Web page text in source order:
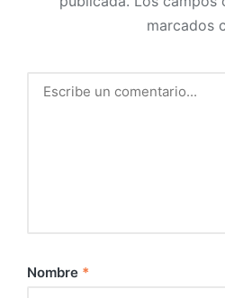
marcados
Nombre *